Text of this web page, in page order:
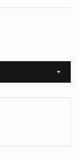
Sort